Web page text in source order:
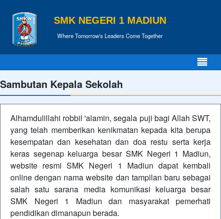
SMK NEGERI 1 MADIUN
Where Tomorrow's Leaders Come Together
Sambutan Kepala Sekolah
Alhamdulillahi robbil 'alamin, segala puji bagi Allah SWT,
yang telah memberikan kenikmatan kepada kita berupa
kesempatan dan kesehatan dan doa restu serta kerja
keras segenap keluarga besar SMK Negeri 1 Madiun,
website resmi SMK Negeri 1 Madiun dapat kembali
online dengan nama website dan tampilan baru sebagai
salah satu sarana media komunikasi keluarga besar
SMK Negeri 1 Madiun dan masyarakat pemerhati
pendidikan dimanapun berada.